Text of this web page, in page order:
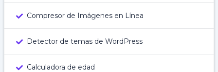
Compresor de Imágenes en Línea
Detector de temas de WordPress
Calculadora de edad